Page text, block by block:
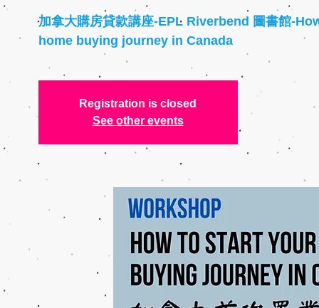
加拿大購房貸款講座-EPL Riverbend 圖書館-
home buying journey in Canada
Registration is closed
See other events